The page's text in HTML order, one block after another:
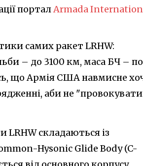
портал Armada
самих ракет LRHW:
– до 3100 км, маса БЧ –
що Армія США навмисне
аби не "провокувати
LRHW складаються із
Hysonic Glide Body (C-